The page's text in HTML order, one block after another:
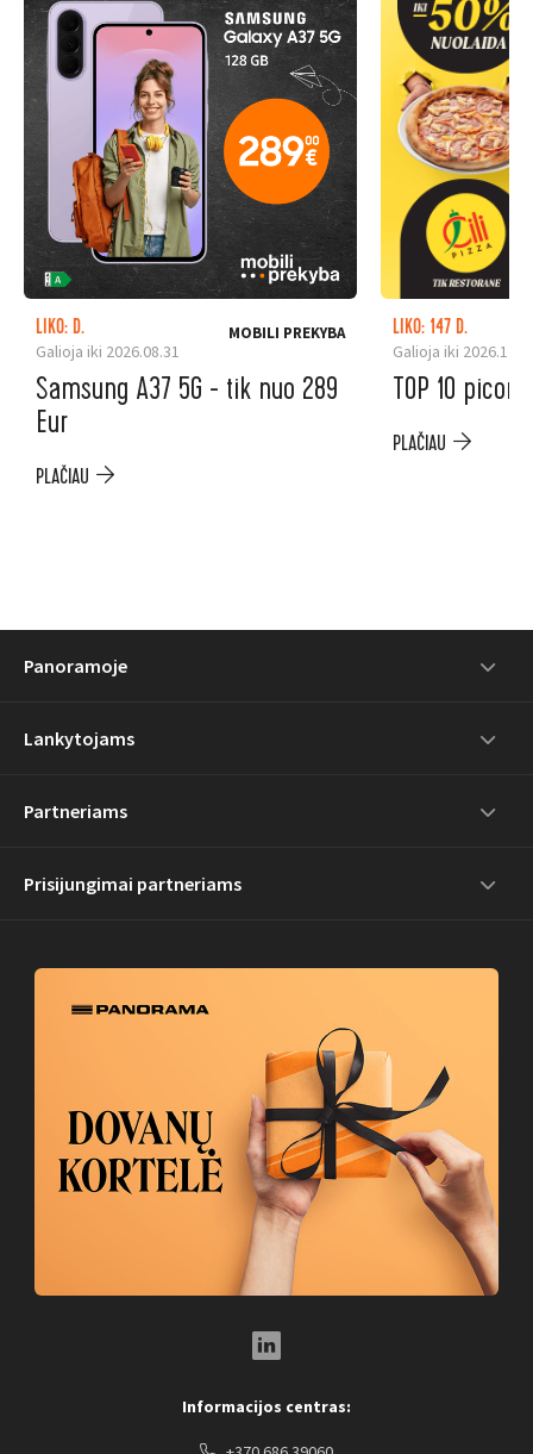
LIKO: D.
Galioja iki 2026.08.31
MOBILI PREKYBA
Samsung A37 5G - tik nuo 289
Eur
PLAČIAU
LIKO: 147 D.
Galioja iki
TOP 10
PLAČIAU
Panoramoje
Lankytojams
Partneriams
Prisijungimai partneriams
Informacijos centras: